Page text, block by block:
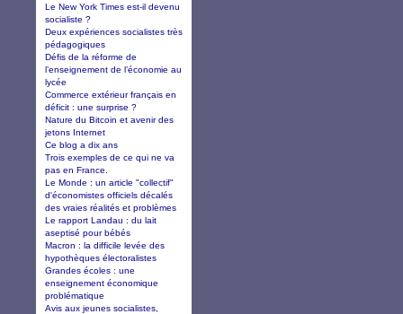
Le New York Times est-il devenu
socialiste ?
Deux expériences socialistes très
pédagogiques
Défis de la réforme de
l’enseignement de l’économie au
lycée
Commerce extérieur français en
déficit : une surprise ?
Nature du Bitcoin et avenir des
jetons Internet
Ce blog a dix ans
Trois exemples de ce qui ne va
pas en France.
Le Monde : un article "collectif"
d'économistes officiels décalés
des vraies réalités et problèmes
Le rapport Landau : du lait
aseptisé pour bébés
Macron : la difficile levée des
hypothèques électoralistes
Grandes écoles : une
enseignement économique
problématique
Avis aux jeunes socialistes,